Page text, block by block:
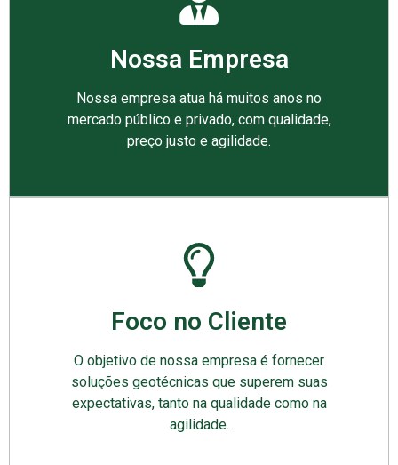
Nossa Empresa
Nossa empresa atua há muitos anos no
mercado público e privado, com qualidade,
preço justo e agilidade.
Foco no Cliente
O objetivo de nossa empresa é fornecer
soluções geotécnicas que superem suas
expectativas, tanto na qualidade como na
agilidade.